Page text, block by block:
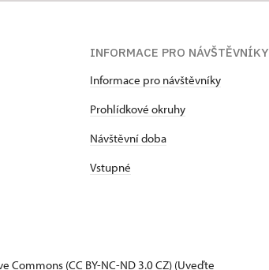
INFORMACE PRO NÁVŠTĚVNÍKY
Informace pro návštěvníky
Prohlídkové okruhy
Návštěvní doba
Vstupné
Commons (CC BY-NC-ND 3.0 CZ) (Uveďte